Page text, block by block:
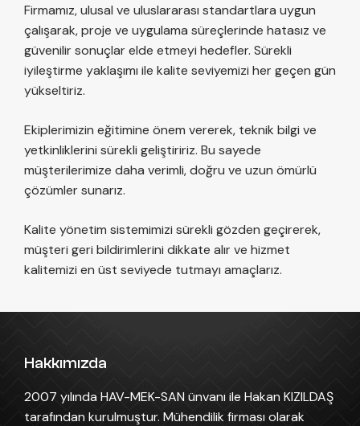
Firmamız, ulusal ve uluslararası standartlara uygun
çalışarak, proje ve uygulama süreçlerinde hatasız ve
güvenilir sonuçlar elde etmeyi hedefler. Sürekli
iyileştirme yaklaşımı ile kalite seviyemizi her geçen gün
yükseltiriz.
Ekiplerimizin eğitimine önem vererek, teknik bilgi ve
yetkinliklerini sürekli geliştiririz. Bu sayede
müşterilerimize daha verimli, doğru ve uzun ömürlü
çözümler sunarız.
Kalite yönetim sistemimizi sürekli gözden geçirerek,
müşteri geri bildirimlerini dikkate alır ve hizmet
kalitemizi en üst seviyede tutmayı amaçlarız.
Hakkımızda
2007 yılında HAV-MEK-SAN ünvanı ile Hakan KIZILDAŞ
tarafından kurulmuştur. Mühendilik firması olarak